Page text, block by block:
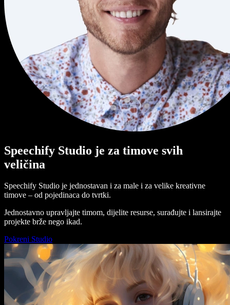
Speechify Studio je za timove svih
veličina
Speechify Studio je jednostavan i za male i za velike kreativne
timove – od pojedinaca do tvrtki.
Jednostavno upravljajte timom, dijelite resurse, surađujte i lansirajte
projekte brže nego ikad.
Pokreni Studio